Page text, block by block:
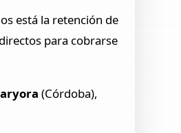
está la retención de
para cobrarse
(Córdoba),